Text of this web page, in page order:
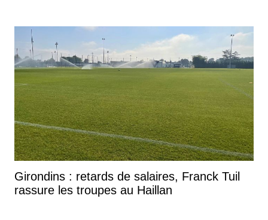
Girondins : retards de salaires, Franck Tuil
rassure les troupes au Haillan